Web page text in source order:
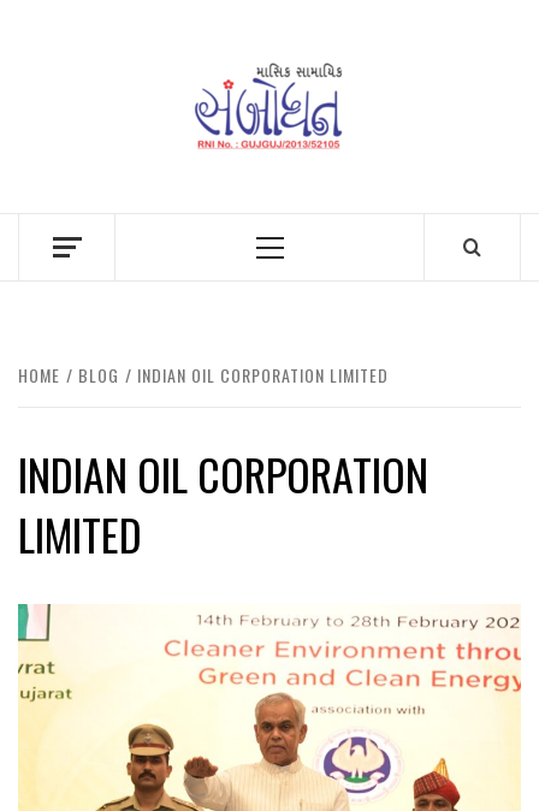
Primary
HOME BLOG INDIAN OIL CORPORATION LIMITED
INDIAN OIL CORPORATION
LIMITED